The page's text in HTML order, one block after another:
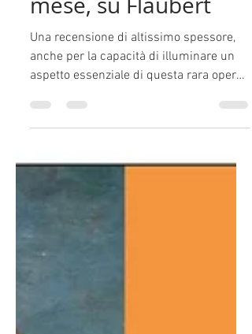
L'Indice dei Libri del
mese, su Flaubert
Una recensione di altissimo spessore,
aspetto essenziale di questa rara opera
di Flaubert, La...